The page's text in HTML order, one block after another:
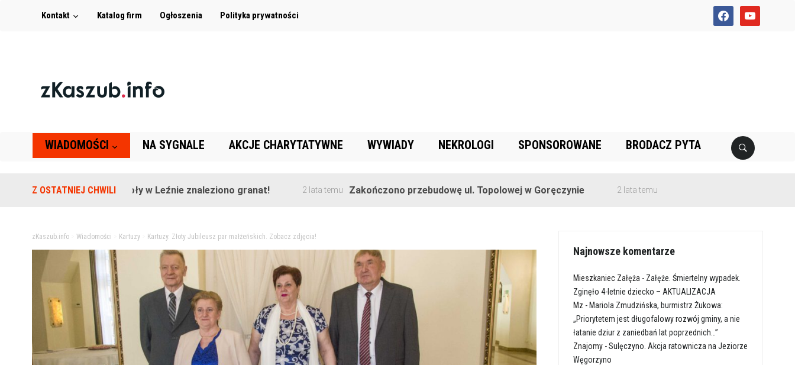
facebookyoutube
Kontakt Katalog firm Ogłoszenia Polityka prywatności
WIADOMOŚCI NA SYGNALE AKCJE CHARYTATYWNE WYWIADY NEKROLOGI SPONSOROWANE BRODACZ PYTA
Z OSTATNIEJ CHWILI
Na terenie szkoły w Leźnie znaleziono granat! 2 lata temu Zakończono przebudowę ul. Topolowej w Goręczynie 2 lata temu
zKaszub.info> Wiadomości Kartuzy> Kartuzy. Złoty Jubileusz par małżeńskich. Zobacz zdjęcia!
Najnowsze komentarze
Mieszkaniec Załęża - Załęże. Śmiertelny wypadek.
Zginęło 4-letnie dziecko – AKTUALIZACJA
Mz - Mariola Zmudzińska, burmistrz Żukowa:
„Priorytetem jest długofalowy rozwój gminy, a nie
łatanie dziur z zaniedbań lat poprzednich…”
Znajomy -Sulęczyno. Akcja ratownicza na Jeziorze
Węgorzyno